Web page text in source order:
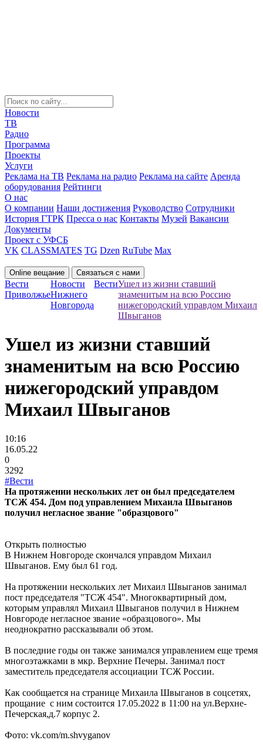
Новости
ТВ
Радио
Программа
Проекты
Услуги
Реклама на ТВ Реклама на радио Реклама на сайте Аренда
оборудования Рейтинги
О нас
О компании Наши достижения Руководство Сотрудники
История ГТРК Пресса о нас Контакты Музей Вакансии
Документы
Проект с УФСБ
VK CLASSMATES TG Dzen RuTube Max
Online вещание Связаться с нами
Вести
Приволжье
Новости
Нижнего
Новгорода
ВестиУшел из жизни ставший
знаменитым на всю Россию
нижегородский управдом Михаил
Швыганов
Ушел из жизни ставший
знаменитым на всю Россию
нижегородский управдом
Михаил Швыганов
10:16
16.05.22
0
3292
#Вести
На протяжении нескольких лет он был председателем
ТСЖ 454. Дом под управлением Михаила Швыганов
получил негласное звание "образцового"
Открыть полностью
В Нижнем Новгороде скончался управдом Михаил
Швыганов. Ему был 61 год.
На протяжении нескольких лет Михаил Швыганов занимал
пост председателя "ТСЖ 454". Многоквартирный дом,
которым управлял Михаил Швыганов получил в Нижнем
Новгороде негласное звание «образцового». Мы
неоднократно рассказывали об этом.
В последние годы он также занимался управлением еще тремя
многоэтажками в мкр. Верхние Печеры. Занимал пост
заместитель председателя ассоциации ТСЖ России.
Как сообщается на странице Михаила Швыганов в соцсетях,
прощание с ним состоится 17.05.2022 в 11:00 на ул.Верхне-
Печерская,д.7 корпус 2.
Фото: vk.com/m.shvyganov